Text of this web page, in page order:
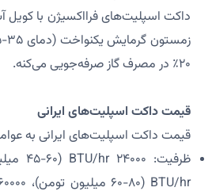
داکت اسپلیت‌های فرااکسیژن با کویل
۲۰٪ در مصرف گاز صرفه‌جویی می‌کنه.
قیمت داکت اسپلیت‌های ایرانی
قیمت داکت اسپلیت‌های ایرانی به